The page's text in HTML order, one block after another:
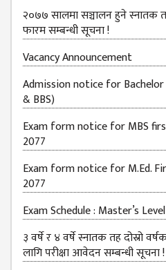
२०७७ सालमा सञ्चालन हुने स्नातक
फारम सम्बन्धी सूचना !
Vacancy Announcement
Admission notice for Bachelor
& BBS)
Exam form notice for MBS
2077
Exam form notice for M.Ed.
2077
Exam Schedule : Master’s
३ वर्षे र ४ वर्षे स्नातक तह दोस्रो
लागि परीक्षा आवेदन सम्बन्धी सूचना !